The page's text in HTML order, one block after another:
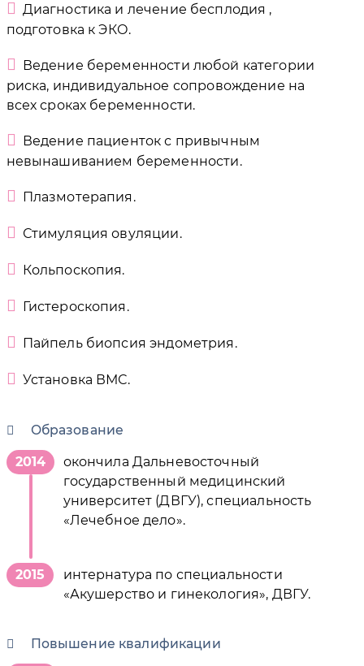
Диагностика и лечение бесплодия ,
подготовка к ЭКО.
Ведение беременности любой категории
риска, индивидуальное сопровождение на
всех сроках беременности.
Ведение пациенток с привычным
невынашиванием беременности.
Плазмотерапия.
Стимуляция овуляции.
Кольпоскопия.
Гистероскопия.
Пайпель биопсия эндометрия.
Установка ВМС.
Образование
2014
окончила Дальневосточный
государственный медицинский
университет (ДВГУ), специальность
«Лечебное дело».
2015
интернатура по специальности
«Акушерство и гинекология», ДВГУ.
Повышение квалификации